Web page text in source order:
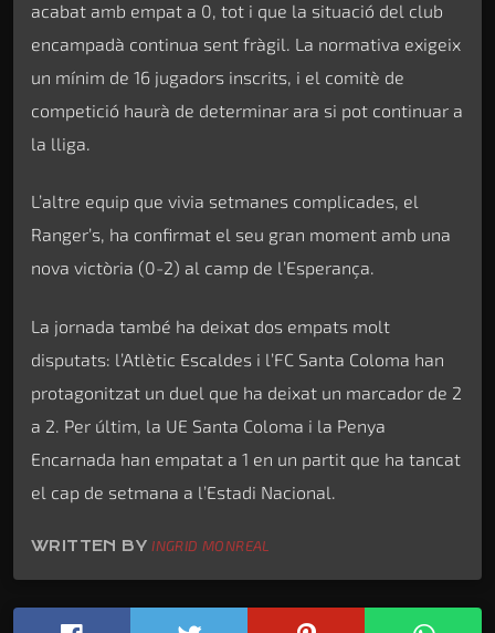
acabat amb empat a 0, tot i que la situació del club
encampadà continua sent fràgil. La normativa exigeix
un mínim de 16 jugadors inscrits, i el comitè de
competició haurà de determinar ara si pot continuar a
la lliga.
L’altre equip que vivia setmanes complicades, el
Ranger’s, ha confirmat el seu gran moment amb una
nova victòria (0-2) al camp de l’Esperança.
La jornada també ha deixat dos empats molt
disputats: l’Atlètic Escaldes i l’FC Santa Coloma han
protagonitzat un duel que ha deixat un marcador de 2
a 2. Per últim, la UE Santa Coloma i la Penya
Encarnada han empatat a 1 en un partit que ha tancat
el cap de setmana a l’Estadi Nacional.
WRITTEN BYINGRID MONREAL